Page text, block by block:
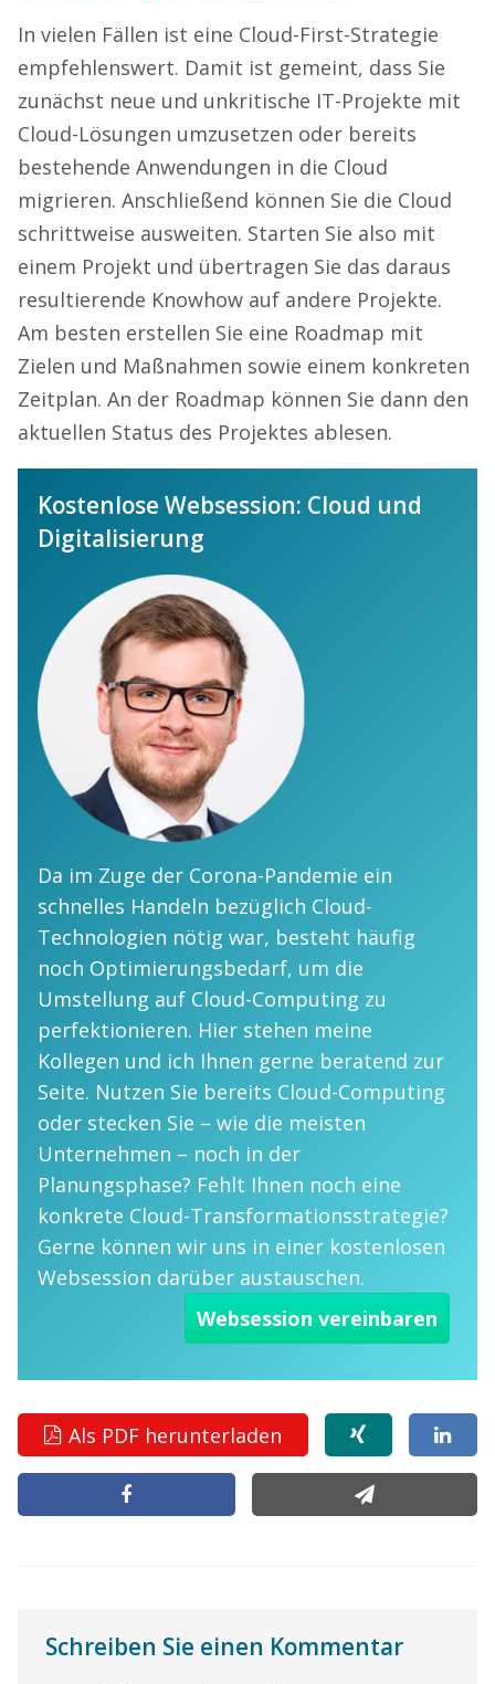
In vielen Fällen ist eine Cloud-First-Strategie
empfehlenswert. Damit ist gemeint, dass Sie
zunächst neue und unkritische IT-Projekte mit
Cloud-Lösungen umzusetzen oder bereits
bestehende Anwendungen in die Cloud
migrieren. Anschließend können Sie die Cloud
schrittweise ausweiten. Starten Sie also mit
einem Projekt und übertragen Sie das daraus
resultierende Knowhow auf andere Projekte.
Am besten erstellen Sie eine Roadmap mit
Zielen und Maßnahmen sowie einem konkreten
Zeitplan. An der Roadmap können Sie dann den
aktuellen Status des Projektes ablesen.
Kostenlose Websession: Cloud und
Digitalisierung
Da im Zuge der Corona-Pandemie ein
schnelles Handeln bezüglich Cloud-
Technologien nötig war, besteht häufig
noch Optimierungsbedarf, um die
Umstellung auf Cloud-Computing zu
perfektionieren. Hier stehen meine
Kollegen und ich Ihnen gerne beratend zur
Seite. Nutzen Sie bereits Cloud-Computing
oder stecken Sie – wie die meisten
Unternehmen – noch in der
Planungsphase? Fehlt Ihnen noch eine
konkrete Cloud-Transformationsstrategie?
Gerne können wir uns in einer kostenlosen
Websession darüber austauschen.
Websession vereinbaren
Als PDF herunterladen
Schreiben Sie einen Kommentar